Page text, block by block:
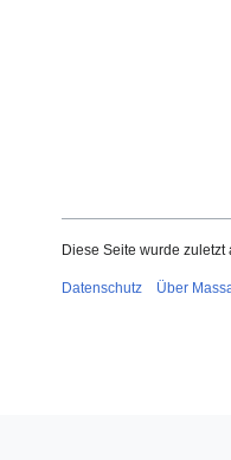
Diese Seite wurde
Datenschutz Über